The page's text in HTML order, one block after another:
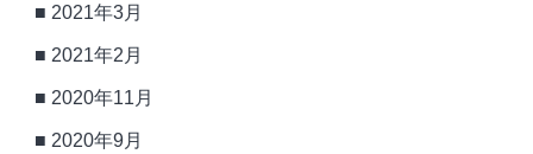
2021年3月
2021年2月
2020年11月
2020年9月